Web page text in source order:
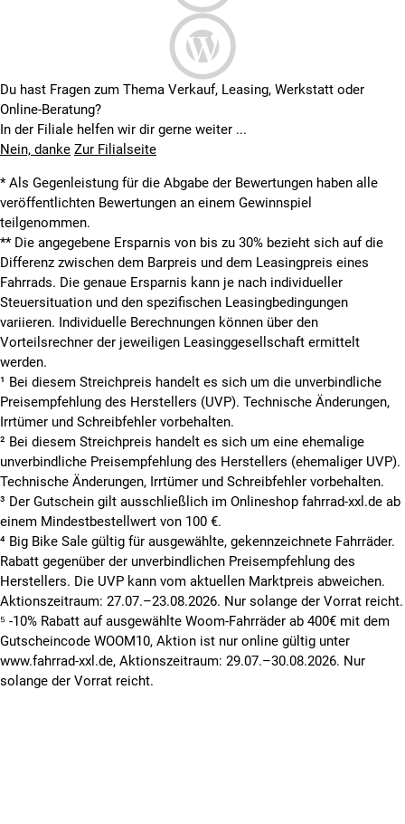
Du hast Fragen zum Thema Verkauf, Leasing, Werkstatt oder
Online-Beratung?
In der Filiale helfen wir dir gerne weiter ...
Nein, danke Zur Filialseite
* Als Gegenleistung für die Abgabe der Bewertungen haben alle
veröffentlichten Bewertungen an einem Gewinnspiel
teilgenommen.
** Die angegebene Ersparnis von bis zu 30% bezieht sich auf die
Differenz zwischen dem Barpreis und dem Leasingpreis eines
Fahrrads. Die genaue Ersparnis kann je nach individueller
Steuersituation und den spezifischen Leasingbedingungen
variieren. Individuelle Berechnungen können über den
Vorteilsrechner der jeweiligen Leasinggesellschaft ermittelt
werden.
¹ Bei diesem Streichpreis handelt es sich um die unverbindliche
Preisempfehlung des Herstellers (UVP). Technische Änderungen,
Irrtümer und Schreibfehler vorbehalten.
² Bei diesem Streichpreis handelt es sich um eine ehemalige
unverbindliche Preisempfehlung des Herstellers (ehemaliger UVP).
Technische Änderungen, Irrtümer und Schreibfehler vorbehalten.
³ Der Gutschein gilt ausschließlich im Onlineshop fahrrad-xxl.de ab
einem Mindestbestellwert von 100 €.
⁴ Big Bike Sale gültig für ausgewählte, gekennzeichnete Fahrräder.
Rabatt gegenüber der unverbindlichen Preisempfehlung des
Herstellers. Die UVP kann vom aktuellen Marktpreis abweichen.
Aktionszeitraum: 27.07.–23.08.2026. Nur solange der Vorrat reicht.
⁵ -10% Rabatt auf ausgewählte Woom-Fahrräder ab 400€ mit dem
Gutscheincode WOOM10, Aktion ist nur online gültig unter
www.fahrrad-xxl.de, Aktionszeitraum: 29.07.–30.08.2026. Nur
solange der Vorrat reicht.